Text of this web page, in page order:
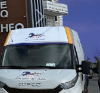
التالي